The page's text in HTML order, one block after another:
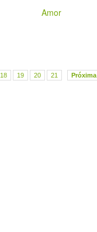
Amor
18 19 20 21 Próxima